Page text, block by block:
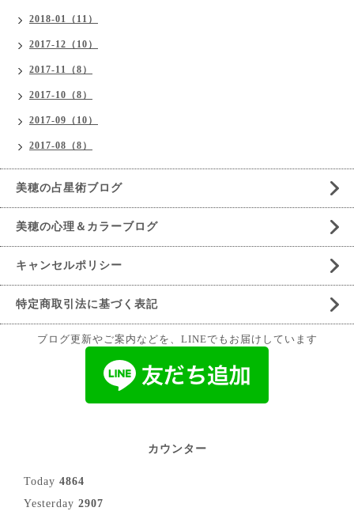
2018-01（11）
2017-12（10）
2017-11（8）
2017-10（8）
2017-09（10）
2017-08（8）
美穂の占星術ブログ
美穂の心理＆カラーブログ
キャンセルポリシー
特定商取引法に基づく表記
ブログ更新やご案内などを、LINEでもお届けしています
カウンター
Today 4864
Yesterday 2907